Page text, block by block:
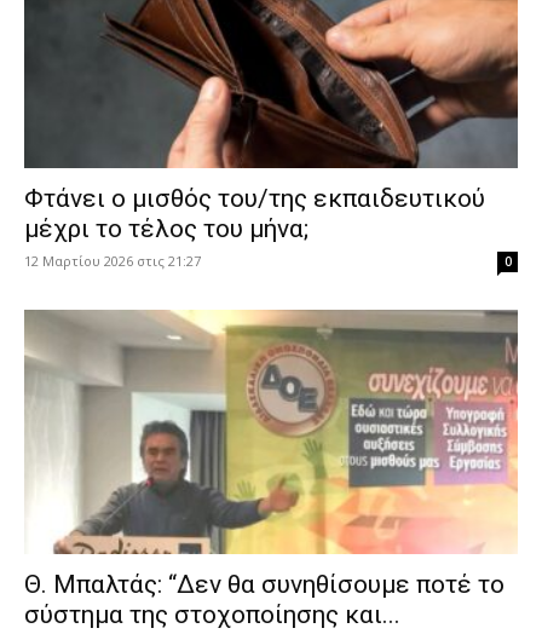
Φτάνει ο μισθός του/της εκπαιδευτικού
μέχρι το τέλος του μήνα;
12 Μαρτίου 2026 στις 21:27 0
Θ. Μπαλτάς: “Δεν θα συνηθίσουμε ποτέ το
σύστημα της στοχοποίησης και...